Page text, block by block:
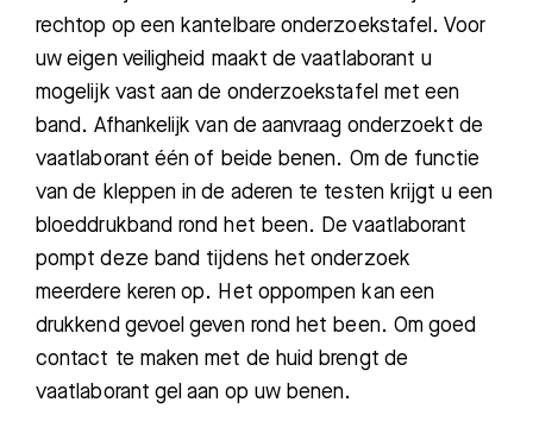
rechtop op een kantelbare onderzoekstafel. Voor
uw eigen veiligheid maakt de vaatlaborant u
mogelijk vast aan de onderzoekstafel met een
band. Afhankelijk van de aanvraag onderzoekt de
vaatlaborant één of beide benen. Om de functie
van de kleppen in de aderen te testen krijgt u een
bloeddrukband rond het been. De vaatlaborant
pompt deze band tijdens het onderzoek
meerdere keren op. Het oppompen kan een
drukkend gevoel geven rond het been. Om goed
contact te maken met de huid brengt de
vaatlaborant gel aan op uw benen.